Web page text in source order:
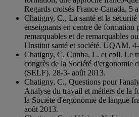
Regards croisés France-Canada, 5
Chatigny, C., La santé et la sécurité
enseignants en centre de formation
remarquables et de remarquables
l'Institut santé et société. UQAM.
Chatigny, C. Cunha, L. et coll. Le
congrès de la Société d'ergonomie
(SELF). 28-3- août 2013.
Chatigny, C., Questions pour
Analyse du travail et métiers de la
la Société d'ergonomie de langue
août 2013.